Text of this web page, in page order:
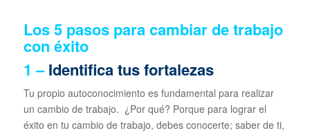
Los 5 pasos para cambiar de trabajo
con éxito
1 – Identifica tus fortalezas
Tu propio autoconocimiento es fundamental para realizar
un cambio de trabajo. ¿Por qué? Porque para lograr el
éxito en tu cambio de trabajo, debes conocerte; saber de ti,